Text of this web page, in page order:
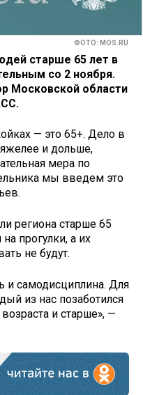
ФОТО: MOS.RU
старше 65 лет в
со 2 ноября.
Московской области
— это 65+. Дело в
и дольше,
мера по
мы введем это
региона старше 65
прогулки, а их
не будут.
и самодисциплина. Для
из нас позаботился
и старше», —